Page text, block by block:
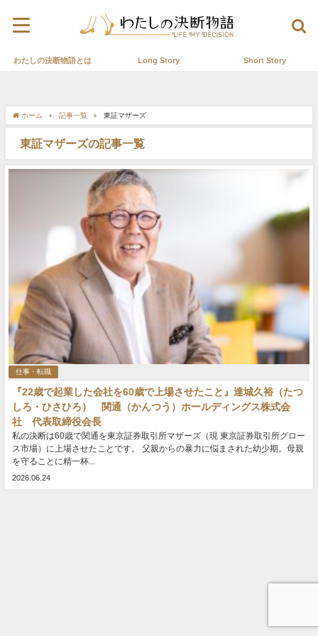
わたしの決断物語とは Long Story Short Story
ホーム 記事一覧 東証マザーズ
東証マザーズの記事一覧
仕事・転職
『22歳で起業した会社を60歳で上場させたこと』達城久裕（たつ
しろ・ひさひろ） 関通（かんつう）ホールディングス株式会
社 代表取締役会長
私の決断は60歳で関通を東京証券取引所マザーズ（現 東京証券取引所グロー
ス市場）に上場させたことです。 父親からの暴力に悩まされた幼少期。母親
を守ることに精一杯...
2026.06.24